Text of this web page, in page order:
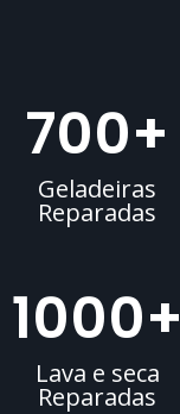
700+
Geladeiras
Reparadas
1000+
Lava e seca
Reparadas